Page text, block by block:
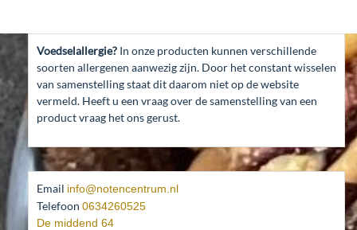
Voedselallergie? In onze producten kunnen verschillende
soorten allergenen aanwezig zijn. Door het constant wisselen
van samenstelling staat dit daarom niet op de website
vermeld. Heeft u een vraag over de samenstelling van een
product vraag het ons gerust.
Email info@notencentrum.nl
Telefoon 0634260525
De middend 64